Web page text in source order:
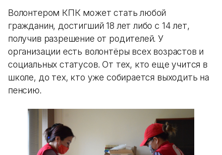
Волонтером КПК может стать любой
гражданин, достигший 18 лет либо с 14 лет,
получив разрешение от родителей. У
организации есть волонтёры всех возрастов и
социальных статусов. От тех, кто еще учится в
школе, до тех, кто уже собирается выходить на
пенсию.